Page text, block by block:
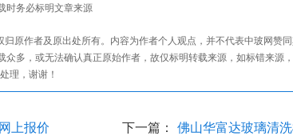
时务必标明文章来源
归原作者及原出处所有。内容为作者个人观点，并不代表中玻网赞
众多，或无法确认真正原始作者，故仅标明转载来源，如标错来源
理，谢谢！
上报价 下一篇： 佛山华富达玻璃清